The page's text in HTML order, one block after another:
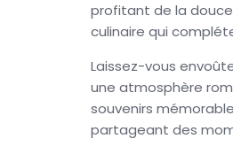
profitant de la
culinaire qui
Laissez-vous
une atmosphère
souvenirs
partageant des